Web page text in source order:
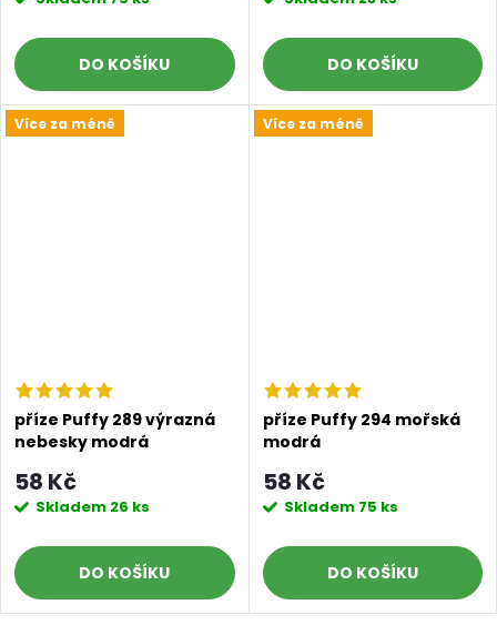
DO KOŠÍKU DO KOŠÍKU
Více za méně
příze Puffy 289 výrazná
nebesky modrá
58 Kč
Skladem 26 ks
DO KOŠÍKU
Více za méně
příze Puffy 294 mořská
modrá
58 Kč
Skladem 75 ks
DO KOŠÍKU